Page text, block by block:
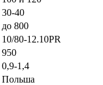
30-40
до 800
10/80-12.10PR
950
0,9-1,4
Польша